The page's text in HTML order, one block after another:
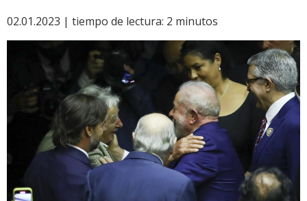
02.01.2023 | tiempo de lectura: 2 minutos